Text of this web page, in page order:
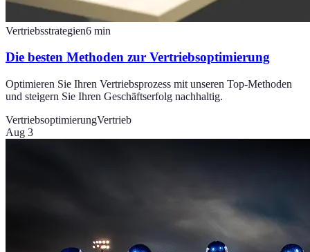
Vertriebsstrategien6 min
Die besten Methoden zur Vertriebsoptimierung
Optimieren Sie Ihren Vertriebsprozess mit unseren Top-Methoden
und steigern Sie Ihren Geschäftserfolg nachhaltig.
VertriebsoptimierungVertrieb
Aug 3